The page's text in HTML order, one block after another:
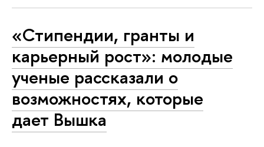
«Стипендии, гранты и
карьерный рост»: молодые
ученые рассказали о
возможностях, которые
дает Вышка